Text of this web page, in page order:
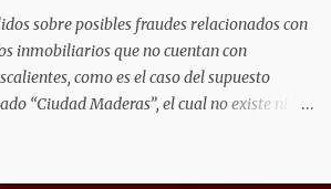
emergencias. "Bajo el liderazgo de la
sobre posibles fraudes relacionados con
inmobiliarios que no cuentan con
como es el caso del supuesto
“Ciudad Maderas”, el cual no existe ni
dicho desarrollo corresponde a otro